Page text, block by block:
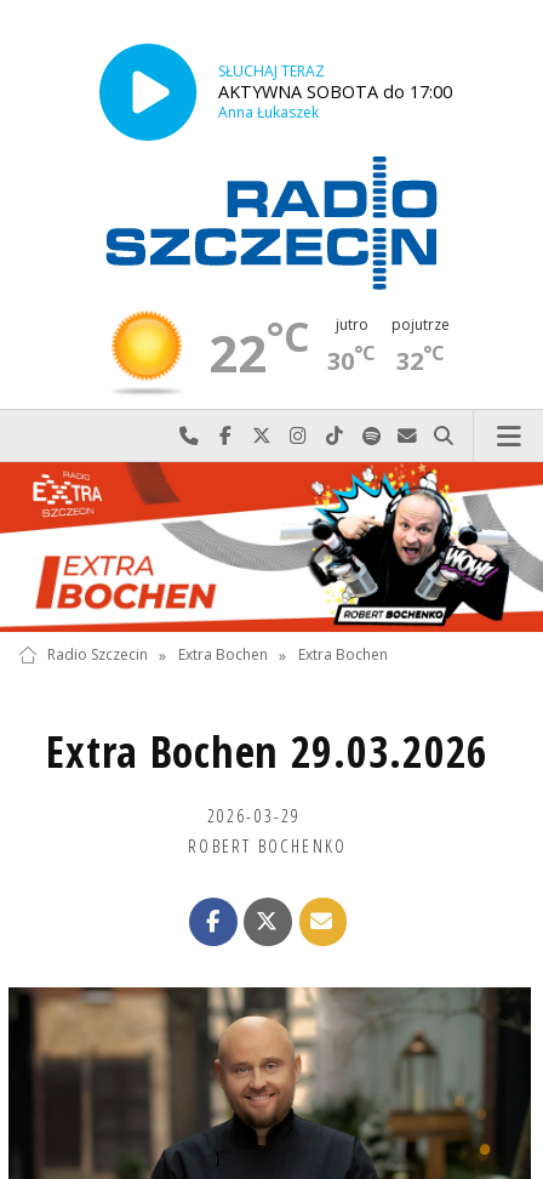
SŁUCHAJ TERAZ
AKTYWNA SOBOTA do 17:00
Anna Łukaszek
22°C jutro
30°C
pojutrze
32°C
Najlepiej po prostu do nas zadzwoń
Odwiedź nas na Facebook-u
Odwiedź nas na X
Odwiedź nas na Instagram-ie
Odwiedź nas na TikTok-u
Szukaj nas na Spotify
Wyślij do nas
Szukaj
Radio Szczecin » Extra Bochen » Extra Bochen
Extra Bochen 29.03.2026
2026-03-29
ROBERT BOCHENKO